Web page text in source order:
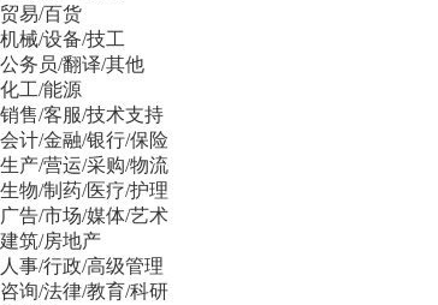
贸易/百货
机械/设备/技工
公务员/翻译/其他
化工/能源
销售/客服/技术支持
会计/金融/银行/保险
生产/营运/采购/物流
生物/制药/医疗/护理
广告/市场/媒体/艺术
建筑/房地产
人事/行政/高级管理
咨询/法律/教育/科研